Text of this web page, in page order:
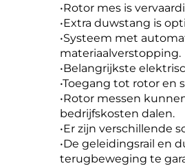
•Rotor mes is
•Extra duwstang is
•Systeem met
materiaalverstopping.
•Belangrijkste
•Toegang tot rotor en
•Rotor messen
bedrijfskosten dalen.
•Er zijn verschillende
•De geleidingsrail en
terugbeweging te